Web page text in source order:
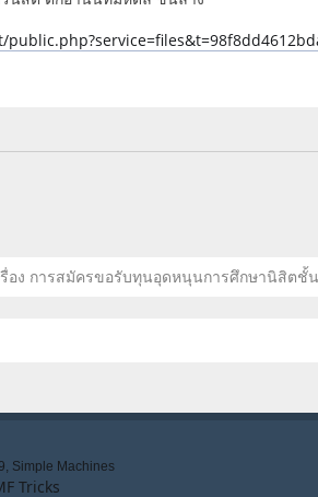
รื่อง การสมัครขอรับทุนอุดหนุนการศึกษานิสิตชั้
, Simple Machines
Tricks